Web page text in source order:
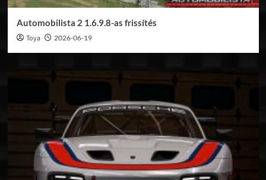
Automobilista 2 1.6.9.8-as frissítés
Toya 2026-06-19